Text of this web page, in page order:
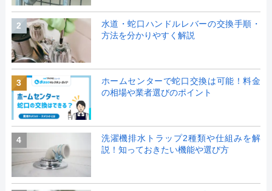
2
水道・蛇口ハンドルレバーの交換手順・
方法を分かりやすく解説
3
ホームセンターで蛇口交換は可能！料金
の相場や業者選びのポイント
4
洗濯機排水トラップ2種類や仕組みを解
説！知っておきたい機能や選び方